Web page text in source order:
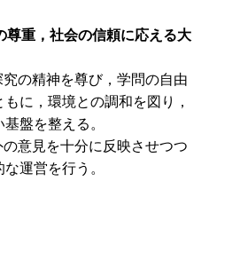
尊重，社会の信頼に応える大
の精神を尊び，学問の自由
に，環境との調和を図り，
盤を整える。
意見を十分に反映させつつ
運営を行う。